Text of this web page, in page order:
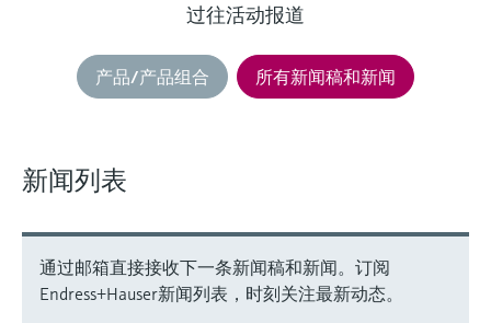
过往活动报道
产品/产品组合 所有新闻稿和新闻
新闻列表
通过邮箱直接接收下一条新闻稿和新闻。订阅
Endress+Hauser新闻列表，时刻关注最新动态。